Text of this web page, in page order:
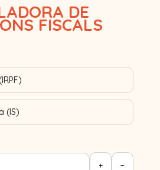
DE
FISCALS
(IS)
+ −